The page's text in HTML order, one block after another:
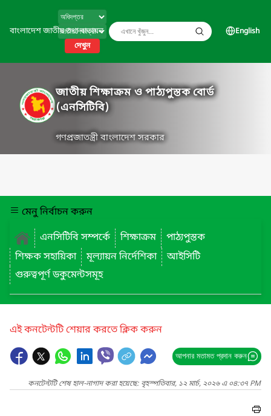
বাংলাদেশ জাতীয় তথ্য বাতায়ন
দেখুন
English
জাতীয় শিক্ষাক্রম ও পাঠ্যপুস্তক বোর্ড
(এনসিটিবি)
গণপ্রজাতন্ত্রী বাংলাদেশ সরকার
মেনু নির্বাচন করুন
এনসিটিবি সম্পর্কে
শিক্ষাক্রম
পাঠ্যপুস্তক
শিক্ষক সহায়িকা
মূল্যায়ন নির্দেশিকা
আইসিটি
গুরুত্বপূর্ণ ডকুমেন্টসমূহ
এই কনটেন্টটি শেয়ার করতে ক্লিক করুন
আপনার মতামত প্রদান করুন
কনটেন্টটি শেষ হাল-নাগাদ করা হয়েছে: বৃহস্পতিবার, ১২ মার্চ, ২০২৬ এ ০৪:৩৭ PM